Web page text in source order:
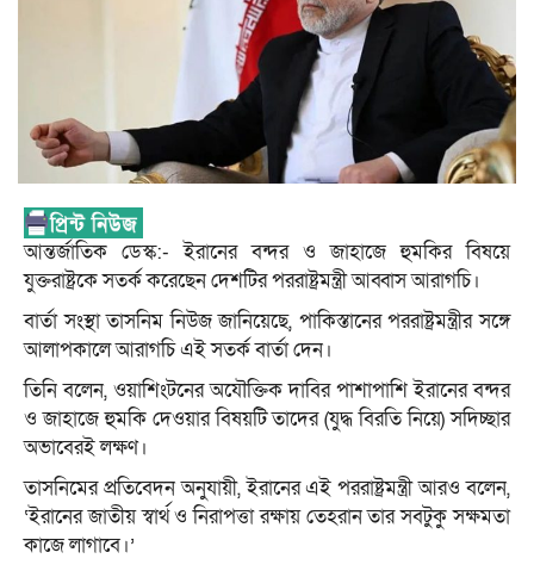
আন্তর্জাতিক ডেস্ক:- ইরানের বন্দর ও জাহাজে হুমকির বিষয়ে
যুক্তরাষ্ট্রকে সতর্ক করেছেন দেশটির পররাষ্ট্রমন্ত্রী আব্বাস আরাগচি।
বার্তা সংস্থা তাসনিম নিউজ জানিয়েছে, পাকিস্তানের পররাষ্ট্রমন্ত্রীর সঙ্গে
আলাপকালে আরাগচি এই সতর্ক বার্তা দেন।
তিনি বলেন, ওয়াশিংটনের অযৌক্তিক দাবির পাশাপাশি ইরানের বন্দর
ও জাহাজে হুমকি দেওয়ার বিষয়টি তাদের (যুদ্ধ বিরতি নিয়ে) সদিচ্ছার
অভাবেরই লক্ষণ।
তাসনিমের প্রতিবেদন অনুযায়ী, ইরানের এই পররাষ্ট্রমন্ত্রী আরও বলেন,
‘ইরানের জাতীয় স্বার্থ ও নিরাপত্তা রক্ষায় তেহরান তার সবটুকু সক্ষমতা
কাজে লাগাবে।’